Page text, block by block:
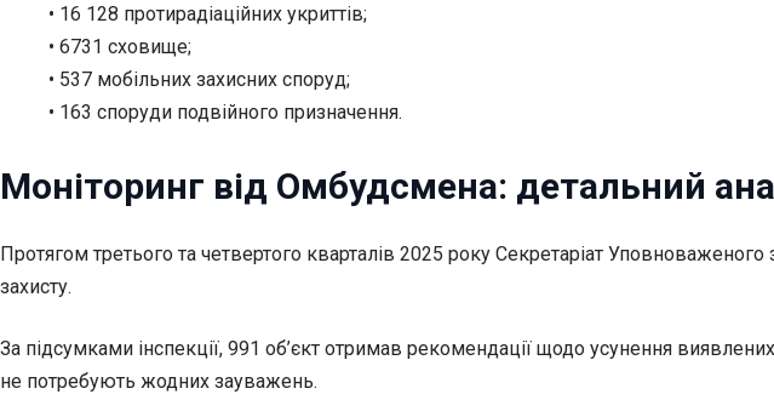
• 16 128 протирадіаційних укриттів;
• 6731 сховище;
• 537 мобільних захисних споруд;
• 163 споруди подвійного призначення.
Моніторинг від Омбудсмена: детальний
Протягом третього та четвертого кварталів 2025 року Секретаріат
захисту.
За підсумками інспекції, 991 об’єкт отримав рекомендації щодо усунення
не потребують жодних зауважень.